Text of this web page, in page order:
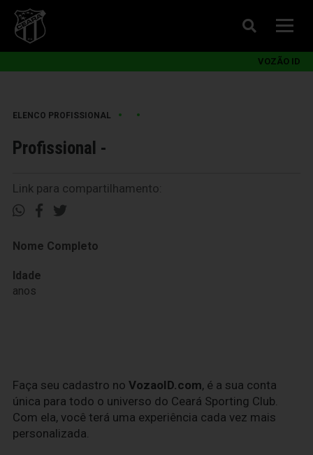
VOZÃO ID
ELENCO PROFISSIONAL • •
Profissional -
Link para compartilhamento:
Nome Completo
Idade
anos
Faça seu cadastro no VozaoID.com, é a sua conta
única para todo o universo do Ceará Sporting Club.
Com ela, você terá uma experiência cada vez mais
personalizada.